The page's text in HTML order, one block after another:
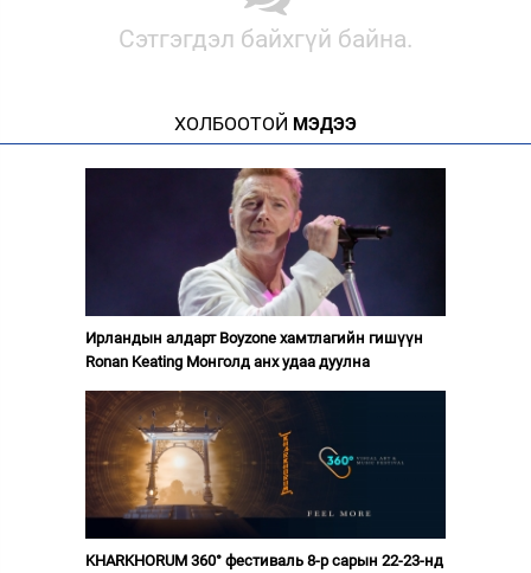
Сэтгэгдэл байхгүй байна.
ХОЛБООТОЙ МЭДЭЭ
Ирландын алдарт Boyzone хамтлагийн гишүүн
Ronan Keating Монголд анх удаа дуулна
KHARKHORUM 360° фестиваль 8-р сарын 22-23-нд